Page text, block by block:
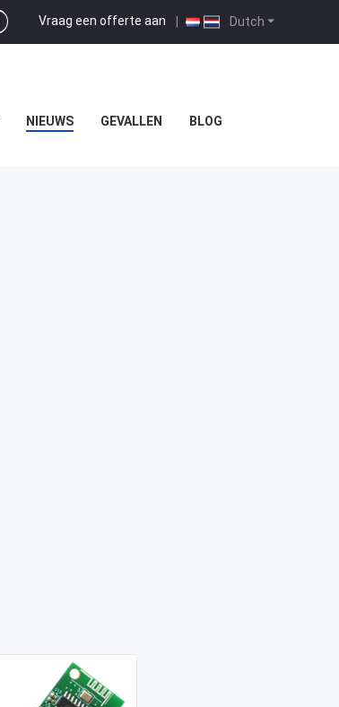
Dutch
Vraag een offerte aan |
NIEUWS GEVALLEN BLOG